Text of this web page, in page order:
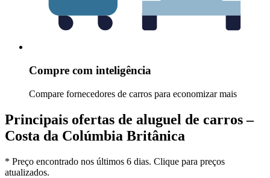
Compre com inteligência
Compare fornecedores de carros para economizar mais
Principais ofertas de aluguel de carros –
Costa da Colúmbia Britânica
* Preço encontrado nos últimos 6 dias. Clique para preços
atualizados.